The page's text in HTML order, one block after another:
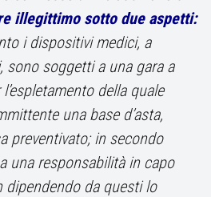
illegittimo sotto due aspetti:
i dispositivi medici, a
sono soggetti a una gara a
della quale
una base d’asta,
preventivato; in secondo
una responsabilità in capo
dipendendo da questi lo